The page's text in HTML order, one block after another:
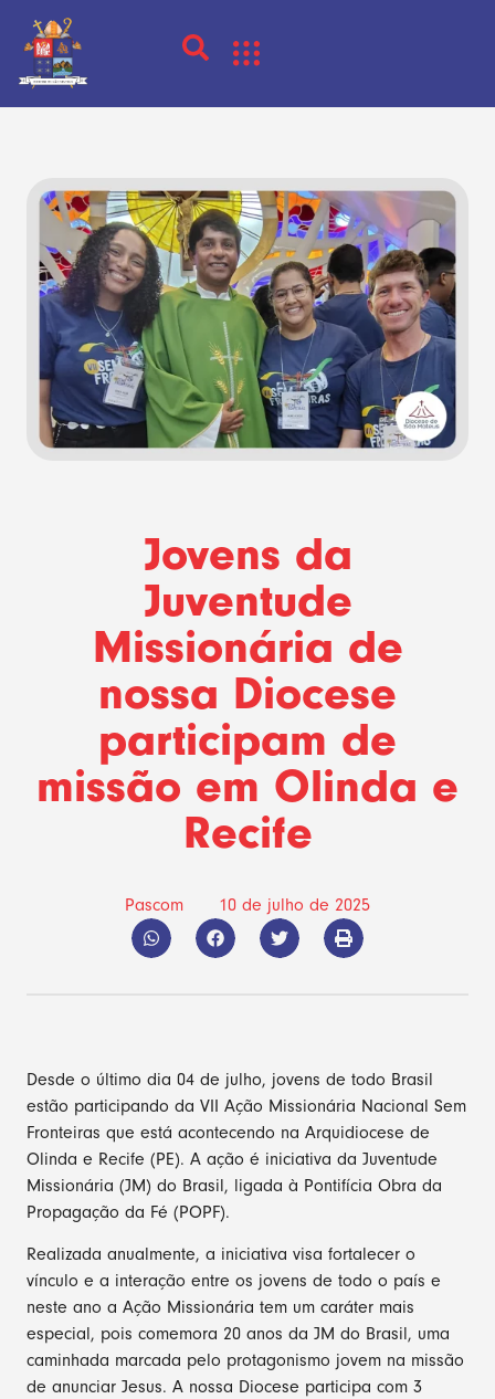
Jovens da
Juventude
Missionária de
nossa Diocese
participam de
missão em Olinda e
Recife
Pascom 10 de julho de 2025
Desde o último dia 04 de julho, jovens de todo Brasil
estão participando da VII Ação Missionária Nacional Sem
Fronteiras que está acontecendo na Arquidiocese de
Olinda e Recife (PE). A ação é iniciativa da Juventude
Missionária (JM) do Brasil, ligada à Pontifícia Obra da
Propagação da Fé (POPF).
Realizada anualmente, a iniciativa visa fortalecer o
vínculo e a interação entre os jovens de todo o país e
neste ano a Ação Missionária tem um caráter mais
especial, pois comemora 20 anos da JM do Brasil, uma
caminhada marcada pelo protagonismo jovem na missão
de anunciar Jesus. A nossa Diocese participa com 3